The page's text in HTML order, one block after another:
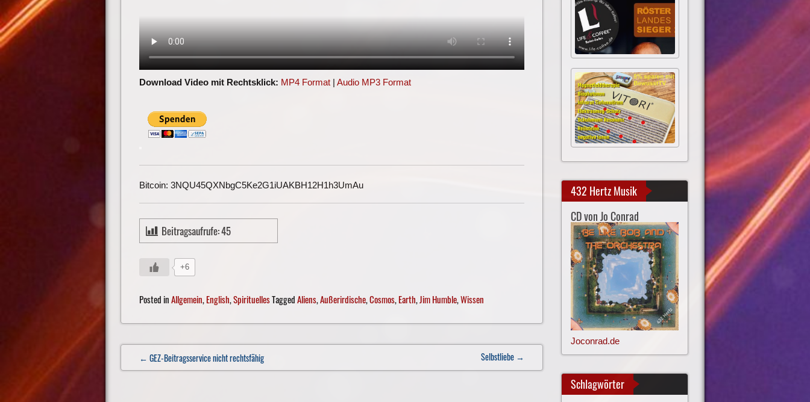
Download Video mit Rechtsklick: MP4 Format| Audio MP3 Format
Bitcoin: 3NQU45QXNbgC5Ke2G1iUAKBH12H1h3UmAu
Beitragsaufrufe:45
+6
Posted inAllgemein,English,SpirituellesTaggedAliens,Außerirdische,Cosmos,Earth,Jim Humble,Wissen
Post
navigation
← GEZ-Beitragsservice nicht rechtsfähig Selbstliebe →
432 Hertz Musik
CD von Jo Conrad
Joconrad.de
Schlagwörter